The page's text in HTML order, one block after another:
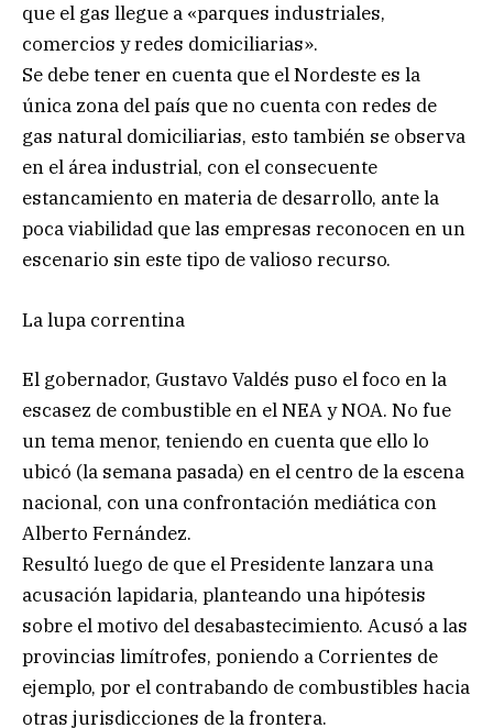
que el gas llegue a «parques industriales,
comercios y redes domiciliarias».
Se debe tener en cuenta que el Nordeste es la
única zona del país que no cuenta con redes de
gas natural domiciliarias, esto también se observa
en el área industrial, con el consecuente
estancamiento en materia de desarrollo, ante la
poca viabilidad que las empresas reconocen en un
escenario sin este tipo de valioso recurso.
La lupa correntina
El gobernador, Gustavo Valdés puso el foco en la
escasez de combustible en el NEA y NOA. No fue
un tema menor, teniendo en cuenta que ello lo
ubicó (la semana pasada) en el centro de la escena
nacional, con una confrontación mediática con
Alberto Fernández.
Resultó luego de que el Presidente lanzara una
acusación lapidaria, planteando una hipótesis
sobre el motivo del desabastecimiento. Acusó a las
provincias limítrofes, poniendo a Corrientes de
ejemplo, por el contrabando de combustibles hacia
otras jurisdicciones de la frontera.